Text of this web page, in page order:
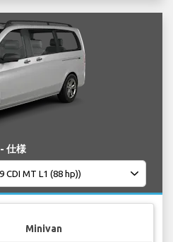
仕様
Minivan